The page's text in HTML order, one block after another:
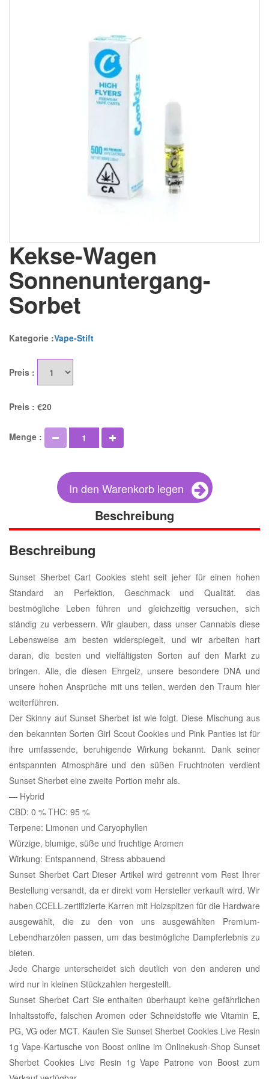
Kekse-Wagen
Sonnenuntergang-
Sorbet
Kategorie :Vape-Stift
Preis :
Preis : €20
Menge :
In den Warenkorb legen
Beschreibung
Beschreibung
Sunset Sherbet Cart Cookies steht seit jeher für einen hohen
Standard an Perfektion, Geschmack und Qualität. das
bestmögliche Leben führen und gleichzeitig versuchen, sich
ständig zu verbessern. Wir glauben, dass unser Cannabis diese
Lebensweise am besten widerspiegelt, und wir arbeiten hart
daran, die besten und vielfältigsten Sorten auf den Markt zu
bringen. Alle, die diesen Ehrgeiz, unsere besondere DNA und
unsere hohen Ansprüche mit uns teilen, werden den Traum hier
weiterführen.
Der Skinny auf Sunset Sherbet ist wie folgt. Diese Mischung aus
den bekannten Sorten Girl Scout Cookies und Pink Panties ist für
ihre umfassende, beruhigende Wirkung bekannt. Dank seiner
entspannten Atmosphäre und den süßen Fruchtnoten verdient
Sunset Sherbet eine zweite Portion mehr als.
— Hybrid
CBD: 0 % THC: 95 %
Terpene: Limonen und Caryophyllen
Würzige, blumige, süße und fruchtige Aromen
Wirkung: Entspannend, Stress abbauend
Sunset Sherbet Cart Dieser Artikel wird getrennt vom Rest Ihrer
Bestellung versandt, da er direkt vom Hersteller verkauft wird. Wir
haben CCELL-zertifizierte Karren mit Holzspitzen für die Hardware
ausgewählt, die zu den von uns ausgewählten Premium-
Lebendharzölen passen, um das bestmögliche Dampferlebnis zu
bieten.
Jede Charge unterscheidet sich deutlich von den anderen und
wird nur in kleinen Stückzahlen hergestellt.
Sunset Sherbet Cart Sie enthalten überhaupt keine gefährlichen
Inhaltsstoffe, falschen Aromen oder Schneidstoffe wie Vitamin E,
PG, VG oder MCT. Kaufen Sie Sunset Sherbet Cookies Live Resin
1g Vape-Kartusche von Boost online im Onlinekush-Shop Sunset
Sherbet Cookies Live Resin 1g Vape Patrone von Boost zum